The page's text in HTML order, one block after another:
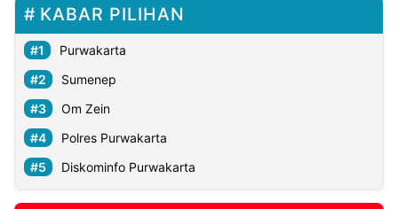
KABAR PILIHAN
Purwakarta
Sumenep
Om Zein
Polres Purwakarta
Diskominfo Purwakarta